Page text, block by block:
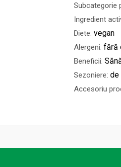
Subcategorie
Ingredient
Diete: vegan
Alergeni: fără
Beneficii:
Sezoniere: de
Accesoriu